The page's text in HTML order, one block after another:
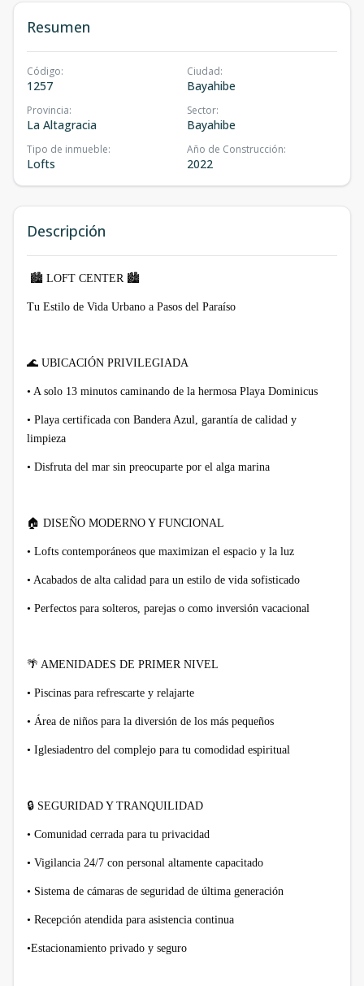
Resumen
Código:
1257
Ciudad:
Bayahibe
Provincia:
La Altagracia
Sector:
Bayahibe
Tipo de inmueble:
Lofts
Año de Construcción:
2022
Descripción
🏙️ LOFT CENTER 🏙️
Tu Estilo de Vida Urbano a Pasos del Paraíso
🌊 UBICACIÓN PRIVILEGIADA
• A solo 13 minutos caminando de la hermosa Playa Dominicus
• Playa certificada con Bandera Azul, garantía de calidad y
limpieza
• Disfruta del mar sin preocuparte por el alga marina
🏠 DISEÑO MODERNO Y FUNCIONAL
• Lofts contemporáneos que maximizan el espacio y la luz
• Acabados de alta calidad para un estilo de vida sofisticado
• Perfectos para solteros, parejas o como inversión vacacional
🌴 AMENIDADES DE PRIMER NIVEL
• Piscinas para refrescarte y relajarte
• Área de niños para la diversión de los más pequeños
• Iglesiadentro del complejo para tu comodidad espiritual
🔒 SEGURIDAD Y TRANQUILIDAD
• Comunidad cerrada para tu privacidad
• Vigilancia 24/7 con personal altamente capacitado
• Sistema de cámaras de seguridad de última generación
• Recepción atendida para asistencia continua
•Estacionamiento privado y seguro